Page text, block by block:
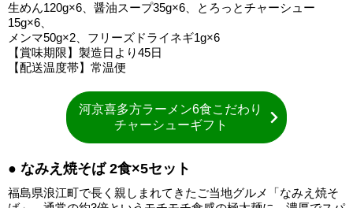
生めん120g×6、醤油スープ35g×6、とろっとチャーシュー
15g×6、
メンマ50g×2、フリーズドライネギ1g×6
【賞味期限】製造日より45日
【配送温度帯】常温便
河京喜多方ラーメン6食こだわり
チャーシューギフト
● なみえ焼そば 2食×5セット
福島県浪江町で長く親しまれてきたご当地グルメ「なみえ焼そ